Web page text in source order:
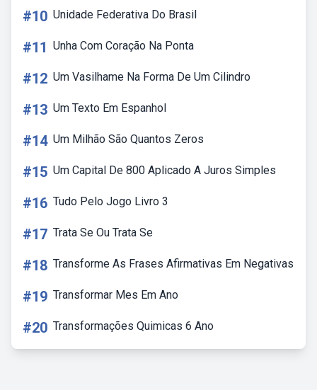
#10 Unidade Federativa Do Brasil
#11 Unha Com Coração Na Ponta
#12 Um Vasilhame Na Forma De Um Cilindro
#13 Um Texto Em Espanhol
#14 Um Milhão São Quantos Zeros
#15 Um Capital De 800 Aplicado A Juros Simples
#16 Tudo Pelo Jogo Livro 3
#17 Trata Se Ou Trata Se
#18 Transforme As Frases Afirmativas Em Negativas
#19 Transformar Mes Em Ano
#20 Transformações Quimicas 6 Ano